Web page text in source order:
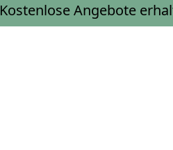
Kostenlose Angebote